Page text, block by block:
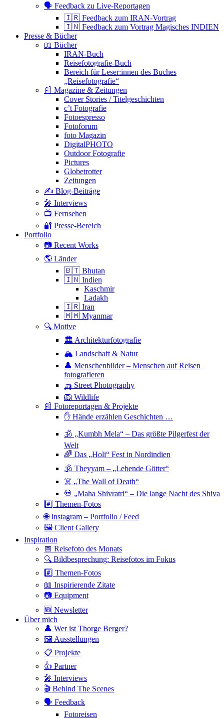
🗣 Feedback zu Live-Reportagen
🇮🇷 Feedback zum IRAN-Vortrag
🇮🇳 Feedback zum Vortrag Magisches INDIEN
Presse & Bücher
📖 Bücher
IRAN-Buch
Reisefotografie-Buch
Bereich für Leser:innen des Buches
„Reisefotografie“
📰 Magazine & Zeitungen
Cover Stories / Titelgeschichten
c’t Fotografie
Fotoespresso
Fotoforum
foto Magazin
DigitalPHOTO
Outdoor Fotografie
Pictures
Globetrotter
Zeitungen
✍️ Blog-Beiträge
🎤 Interviews
📺 Fernsehen
🔐 Presse-Bereich
Portfolio
📷 Recent Works
🌎 Länder
🇧🇹 Bhutan
🇮🇳 Indien
Kaschmir
Ladakh
🇮🇷 Iran
🇲🇲 Myanmar
🔍 Motive
🏛 Architekturfotografie
🏔 Landschaft & Natur
👤 Menschenbilder – Menschen auf Reisen
fotografieren
🛺 Street Photography
🦁 Wildlife
📰 Fotoreportagen & Projekte
✋ Hände erzählen Geschichten …
🕉 „Kumbh Mela“ – Das größte Pilgerfest der
Welt
🌈 Das „Holi“ Fest in Nordindien
🕉 Theyyam – „Lebende Götter“
☠️ „The Wall of Death“
💀 „Maha Shivratri“ – Die lange Nacht des Shiva
#️⃣ Themen-Fotos
🌐 Instagram – Portfolio / Feed
🖼 Client Gallery
Inspiration
📅 Reisefoto des Monats
🔍 Bildbesprechung: Reisefotos im Fokus
#️⃣ Themen-Fotos
📖 Inspirierende Zitate
📷 Equipment
🆕 Newsletter
Über mich
👤 Wer ist Thorge Berger?
🖼 Ausstellungen
📋 Projekte
👍 Partner
🎤 Interviews
🎬 Behind The Scenes
🗣 Feedback
Fotoreisen